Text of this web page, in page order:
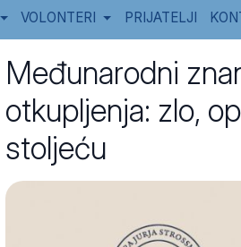
VOLONTERI PRIJATELJI
Međunarodni
otkupljenja: zlo,
stoljeću